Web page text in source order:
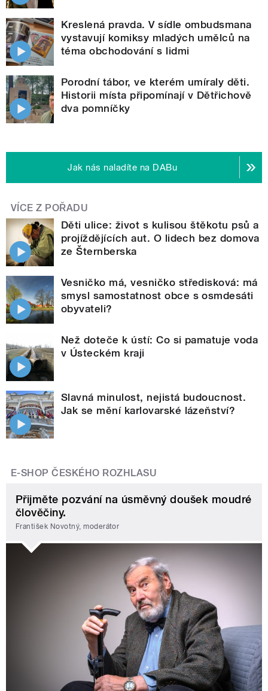
Kreslená pravda. V sídle ombudsmana
vystavují komiksy mladých umělců na
téma obchodování s lidmi
Porodní tábor, ve kterém umíraly děti.
Historii místa připomínají v Dětřichově
dva pomníčky
Jak nás naladíte na DABu
VÍCE Z POŘADU
Děti ulice: život s kulisou štěkotu psů a
projíždějících aut. O lidech bez domova
ze Šternberska
Vesničko má, vesničko středisková: má
smysl samostatnost obce s osmdesáti
obyvateli?
Než doteče k ústí: Co si pamatuje voda
v Ústeckém kraji
Slavná minulost, nejistá budoucnost.
Jak se mění karlovarské lázeňství?
E-SHOP ČESKÉHO ROZHLASU
Přijměte pozvání na úsměvný doušek moudré
člověčiny.
František Novotný, moderátor